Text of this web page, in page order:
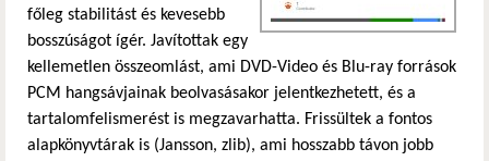
főleg stabilitást és kevesebb
bosszúságot ígér. Javítottak egy
kellemetlen összeomlást, ami DVD-Video és Blu-ray források
PCM hangsávjainak beolvasásakor jelentkezhetett, és a
tartalomfelismerést is megzavarhatta. Frissültek a fontos
alapkönyvtárak is (Jansson, zlib), ami hosszabb távon jobb